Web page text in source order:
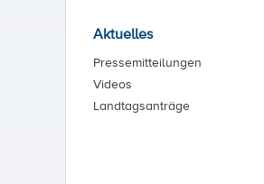
Aktuelles
Pressemitteilungen
Videos
Landtagsanträge